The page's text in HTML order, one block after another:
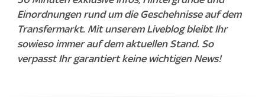
Einordnungen rund um die Geschehnisse auf dem
Transfermarkt. Mit unserem Liveblog bleibt Ihr
sowieso immer auf dem aktuellen Stand. So
verpasst Ihr garantiert keine wichtigen News!